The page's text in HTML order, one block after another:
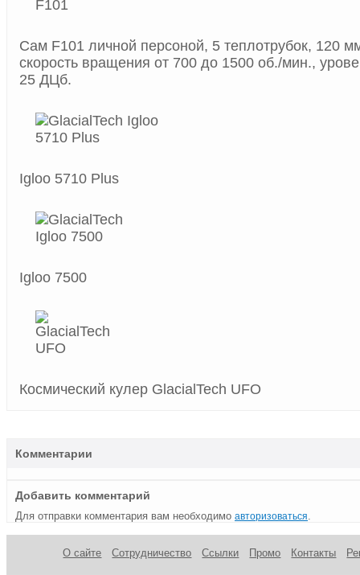
Сам F101 личной персоной, 5 теплотрубок, 120
скорость вращения от 700 до 1500 об./мин.,
25 ДЦб.
Igloo 5710 Plus
Igloo 7500
Космический кулер GlacialTech UFO
Комментарии
Добавить комментарий
Для отправки комментария вам необходимо авторизоваться
О сайте Сотрудничество Ссылки Промо Контакты